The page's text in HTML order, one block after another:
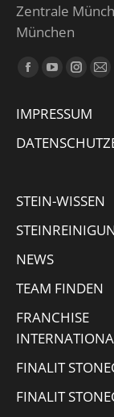
Zentrale
München
Finden Sie uns
Facebook
opens
in
YouTube
opens
in
opens
in
E-
IMPRESSUM
STEIN-WISSEN
NEWS
TEAM FINDEN
FRANCHISE
FINALIT
FINALIT